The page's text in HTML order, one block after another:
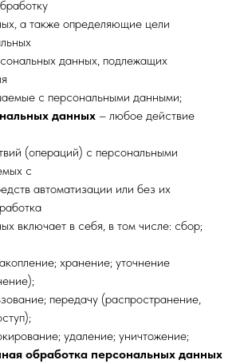
а также определяющие цели
данных, подлежащих
с персональными данными;
данных – любое действие
(операций) с персональными
с
автоматизации или без их
включает в себя, в том числе: сбор;
хранение; уточнение
передачу (распространение,
удаление; уничтожение;
обработка персональных данных